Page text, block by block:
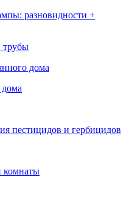
разновидности +
трубы
дома
пестицидов и гербицидов
комнаты